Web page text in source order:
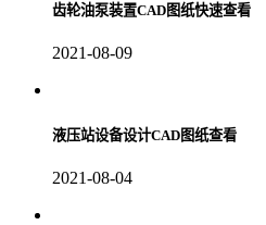
齿轮油泵装置CAD图纸快速查看
2021-08-09
液压站设备设计CAD图纸查看
2021-08-04